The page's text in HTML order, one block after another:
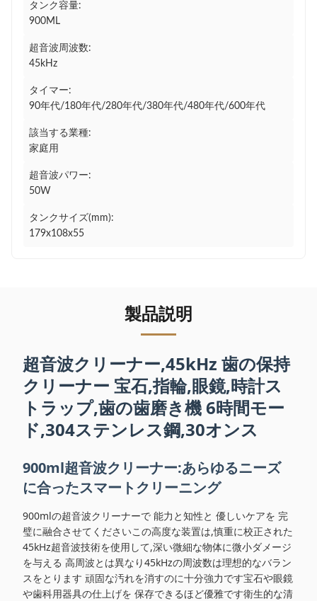
タンク容量:
900ML
超音波周波数:
45kHz
タイマー:
90年代/180年代/280年代/380年代/480年代/600年代
該当する業種:
家庭用
超音波パワー:
50W
タンクサイズ(mm):
179x108x55
製品説明
超音波クリーナー,45kHz 歯の保持
クリーナー 宝石,指輪,眼鏡,時計ス
トラップ,歯の歯磨き機 6時間モー
ド,304ステンレス鋼,30オンス
900ml超音波クリーナー:あらゆるニーズ
に合ったスマートクリーニング
900mlの超音波クリーナーで 能力と知性と 優しいケアを 完
璧に融合させてくださいこの高度な装置は,慎重に校正された
45kHz超音波技術を使用して,深い微細な物体に微小ダメージ
を与える 高周波とは異なり45kHzの周波数は理想的なバラン
スをとります 頑固な汚れを消すのに十分強力です宝石や眼鏡
や歯科用器具の仕上げを 保存できるほど優雅です衛生的な清